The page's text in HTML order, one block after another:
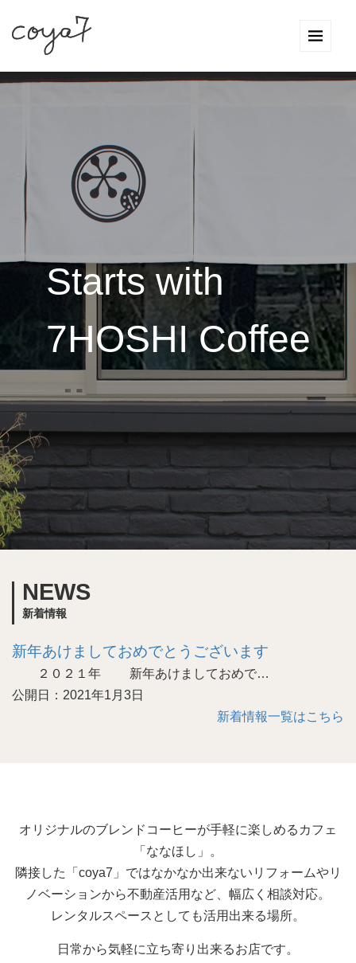
Starts with
7HOSHI Coffee
NEWS
新着情報
新年あけましておめでとうございます
２０２１年 新年あけましておめで…
公開日：2021年1月3日
新着情報一覧はこちら
オリジナルのブレンドコーヒーが手軽に楽しめるカフェ
「ななほし」。
隣接した「coya7」ではなかなか出来ないリフォームやリ
ノベーションから不動産活用など、幅広く相談対応。
レンタルスペースとしても活用出来る場所。
日常から気軽に立ち寄り出来るお店です。